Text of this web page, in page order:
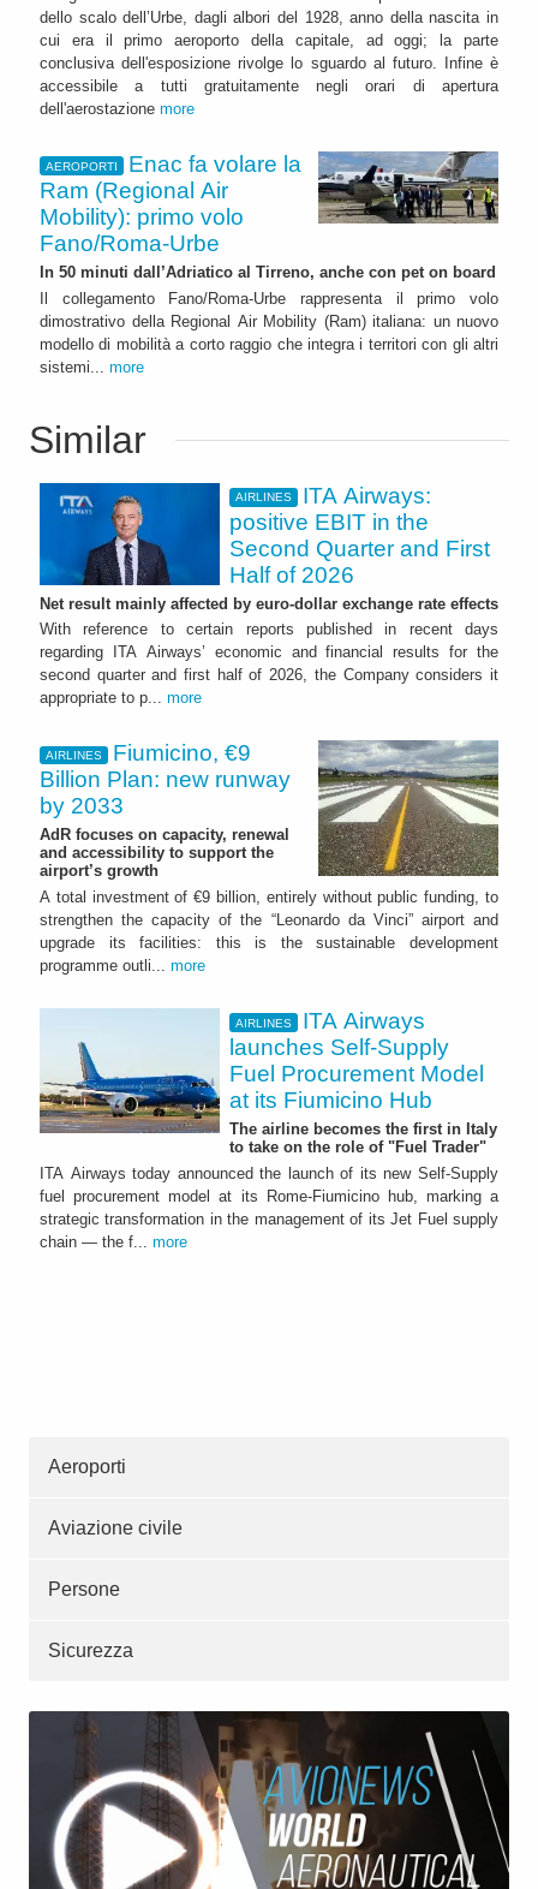
dello scalo dell’Urbe, dagli albori del 1928, anno della nascita in
cui era il primo aeroporto della capitale, ad oggi; la parte
conclusiva dell'esposizione rivolge lo sguardo al futuro. Infine è
accessibile a tutti gratuitamente negli orari di apertura
dell'aerostazione more
AEROPORTI
Enac fa volare la
Ram (Regional Air
Mobility): primo volo
Fano/Roma-Urbe
In 50 minuti dall’Adriatico al Tirreno, anche con pet on board
Il collegamento Fano/Roma-Urbe rappresenta il primo volo
dimostrativo della Regional Air Mobility (Ram) italiana: un nuovo
modello di mobilità a corto raggio che integra i territori con gli altri
sistemi... more
Similar
AIRLINES
ITA Airways:
positive EBIT in the
Second Quarter and First
Half of 2026
Net result mainly affected by euro-dollar exchange rate effects
With reference to certain reports published in recent days
regarding ITA Airways’ economic and financial results for the
second quarter and first half of 2026, the Company considers it
appropriate to p... more
AIRLINES
Fiumicino, €9
Billion Plan: new runway
by 2033
AdR focuses on capacity, renewal
and accessibility to support the
airport’s growth
A total investment of €9 billion, entirely without public funding, to
strengthen the capacity of the “Leonardo da Vinci” airport and
upgrade its facilities: this is the sustainable development
programme outli... more
AIRLINES
ITA Airways
launches Self-Supply
Fuel Procurement Model
at its Fiumicino Hub
The airline becomes the first in Italy
to take on the role of "Fuel Trader"
ITA Airways today announced the launch of its new Self-Supply
fuel procurement model at its Rome-Fiumicino hub, marking a
strategic transformation in the management of its Jet Fuel supply
chain — the f... more
Aeroporti
Aviazione civile
Persone
Sicurezza